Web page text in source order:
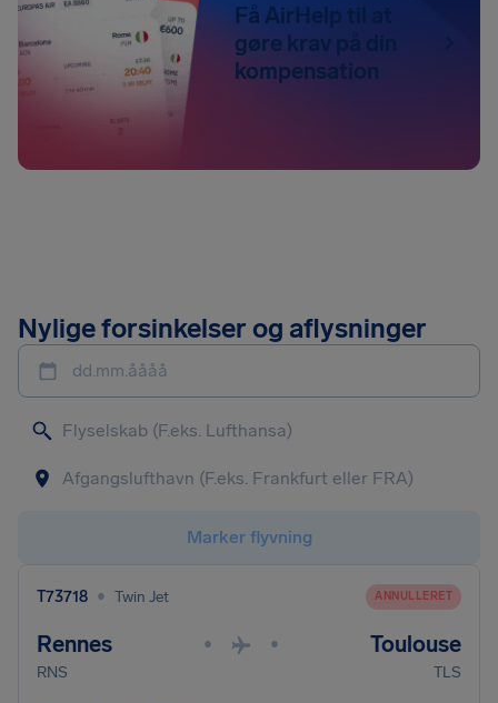
Få AirHelp til at
gøre krav på din
kompensation
Nylige forsinkelser og aflysninger
dd.mm.åååå
Marker flyvning
T73718 • Twin Jet ANNULLERET
Rennes • • Toulouse
RNS TLS